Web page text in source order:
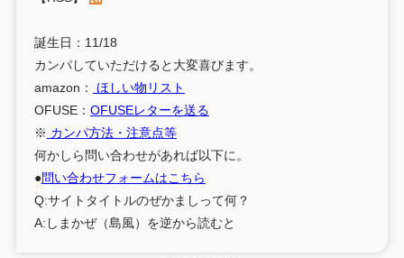
誕生日：11/18
カンパしていただけると大変喜びます。
amazon：
ほしい物リスト
OFUSE： OFUSEレターを送る
※ カンパ方法・注意点等
何かしら問い合わせがあれば以下に。
●問い合わせフォームはこちら
Q:サイトタイトルのぜかましって何？
A:しまかぜ（島風）を逆から読むと